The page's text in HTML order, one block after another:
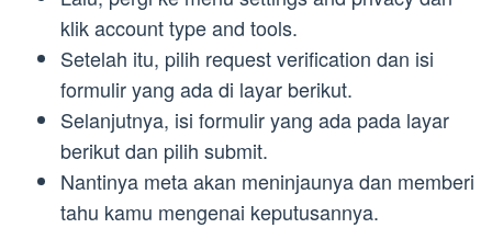
klik account type and tools.
Setelah itu, pilih request verification dan isi
formulir yang ada di layar berikut.
Selanjutnya, isi formulir yang ada pada layar
berikut dan pilih submit.
Nantinya meta akan meninjaunya dan memberi
tahu kamu mengenai keputusannya.